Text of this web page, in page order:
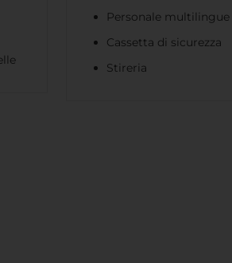
Personale multilingue
Cassetta di sicurezza
Stireria